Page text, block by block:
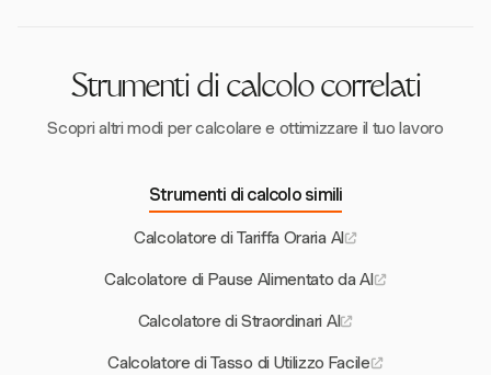
Strumenti di calcolo correlati
Scopri altri modi per calcolare e ottimizzare il tuo lavoro
Strumenti di calcolo simili
Calcolatore di Tariffa Oraria AI
Calcolatore di Pause Alimentato da AI
Calcolatore di Straordinari AI
Calcolatore di Tasso di Utilizzo Facile